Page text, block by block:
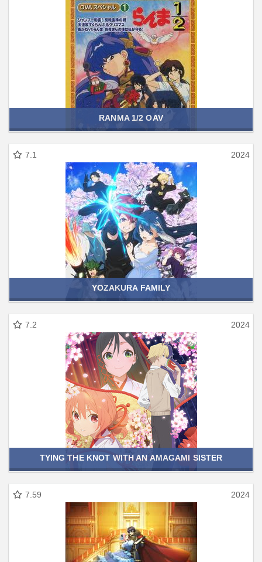
RANMA 1/2 OAV
7.1 2024
YOZAKURA FAMILY
7.2 2024
TYING THE KNOT WITH AN AMAGAMI SISTER
7.59 2024